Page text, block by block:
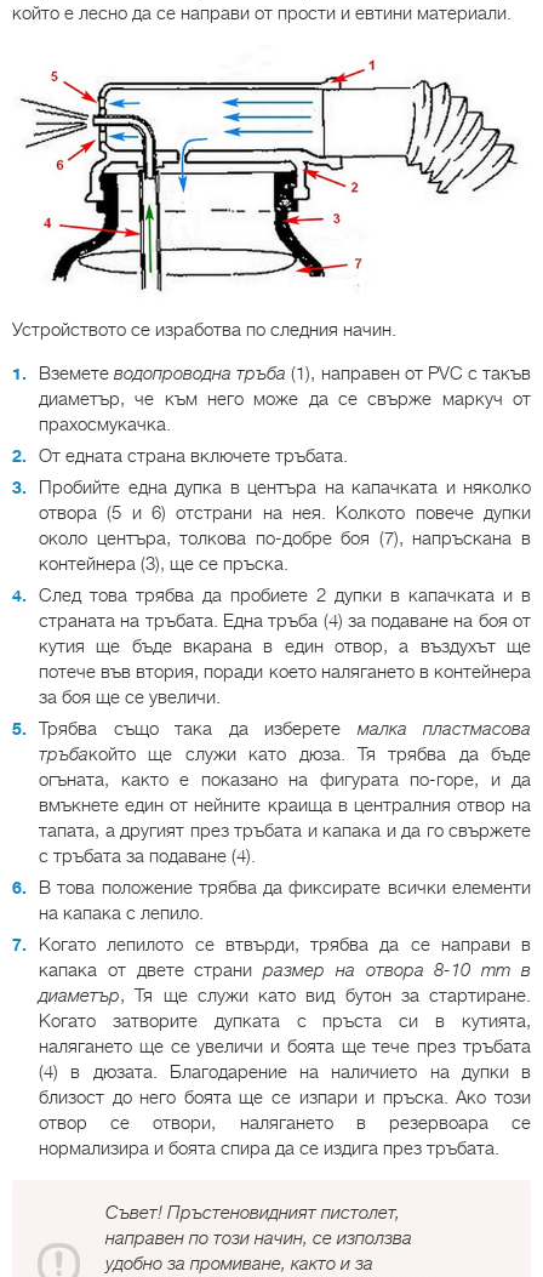
който е лесно да се направи от прости и евтини материали.
Устройството се изработва по следния начин.
Вземетеводопроводна тръба (1), направен от PVC с такъв
диаметър, че към него може да се свърже маркуч от
прахосмукачка.
От едната страна включете тръбата.
Пробийте една дупка в центъра на капачката и няколко
отвора (5 и 6) отстрани на нея. Колкото повече дупки
около центъра, толкова по-добре боя (7), напръскана в
контейнера (3), ще се пръска.
След това трябва да пробиете 2 дупки в капачката и в
страната на тръбата. Една тръба (4) за подаване на боя от
кутия ще бъде вкарана в един отвор, а въздухът ще
потече във втория, поради което налягането в контейнера
за боя ще се увеличи.
Трябва също така да изберете малка пластмасова
тръбакойто ще служи като дюза. Тя трябва да бъде
огъната, както е показано на фигурата по-горе, и да
вмъкнете един от нейните краища в централния отвор на
тапата, а другият през тръбата и капака и да го свържете
с тръбата за подаване (4).
В това положение трябва да фиксирате всички елементи
на капака с лепило.
Когато лепилото се втвърди, трябва да се направи в
капака от двете страниразмер на отвора 8-10 mm в
диаметър, Тя ще служи като вид бутон за стартиране.
Когато затворите дупката с пръста си в кутията,
налягането ще се увеличи и боята ще тече през тръбата
(4) в дюзата. Благодарение на наличието на дупки в
близост до него боята ще се изпари и пръска. Ако този
отвор се отвори, налягането в резервоара се
нормализира и боята спира да се издига през тръбата.
Съвет! Пръстеновидният пистолет,
направен по този начин, се използва
удобно за промиване, както и за